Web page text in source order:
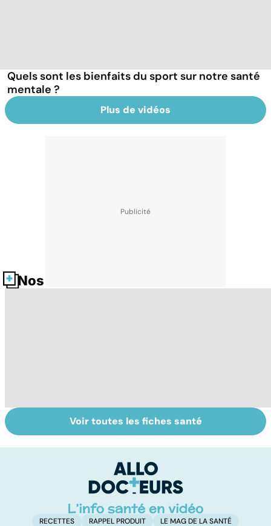
Quels sont les bienfaits du sport sur notre santé
mentale ?
Plus de vidéos
Nos fiches santé
La tuberculose
pulmonaire
Autisme :
s'orienter vers la
adaptée
Voir toutes les fiches santé
RECETTES RAPPEL PRODUIT LE MAG DE LA SANTÉ